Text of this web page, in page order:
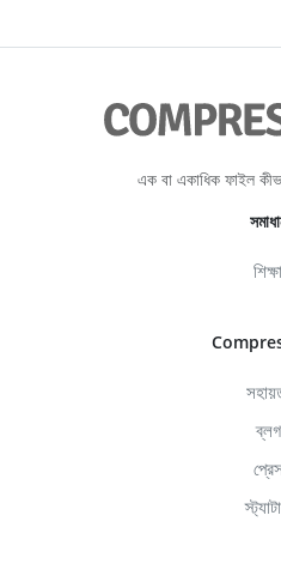
এক বা একাধিক ফাইল
শিক্ষা
ব্লগ